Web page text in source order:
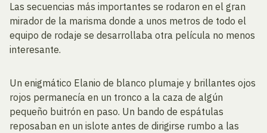
Las secuencias más importantes se rodaron en el gran
mirador de la marisma donde a unos metros de todo el
equipo de rodaje se desarrollaba otra película no menos
interesante.
Un enigmático Elanio de blanco plumaje y brillantes ojos
rojos permanecía en un tronco a la caza de algún
pequeño buitrón en paso. Un bando de espátulas
reposaban en un islote antes de dirigirse rumbo a las